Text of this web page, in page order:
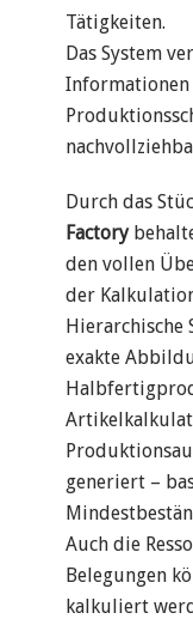
Tätigkeiten.
Das System
Durch das
Factory
den vollen
der
exakte
generiert –
Auch die
Belegungen
kalkuliert